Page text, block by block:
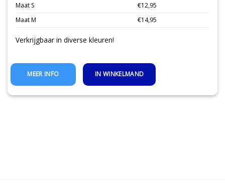
Maat S
€12,95
Maat M
€14,95
Verkrijgbaar in diverse kleuren!
IN WINKELMAND
MEER INFO